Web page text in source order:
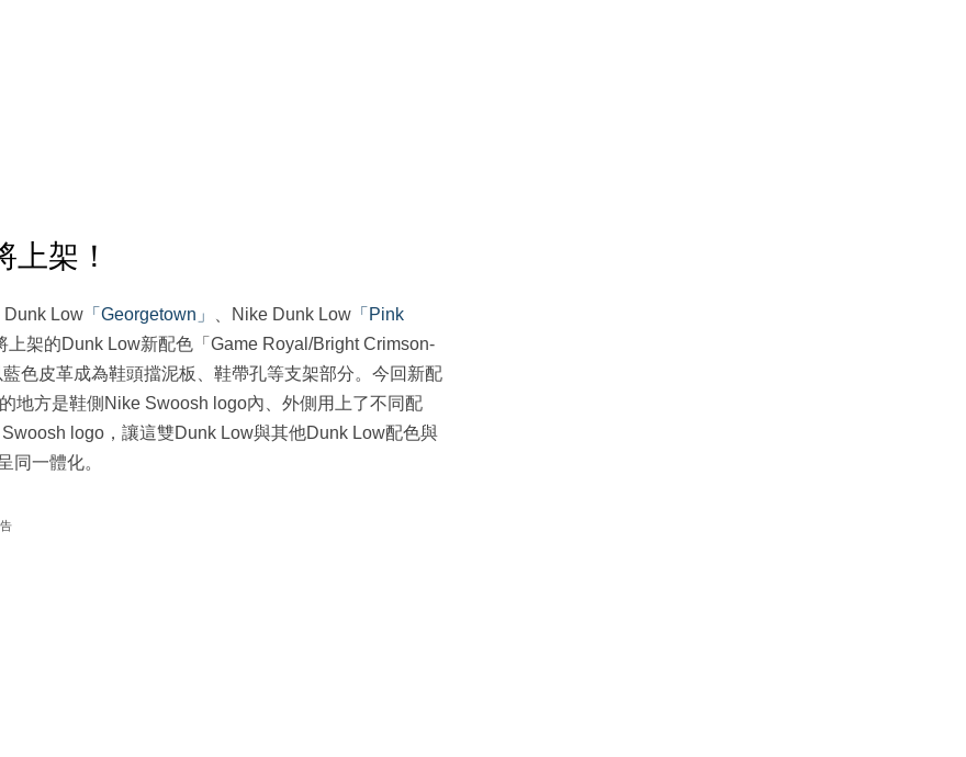
架！
Dunk Low 「Georgetown」 、Nike Dunk Low 「Pink
上架的Dunk Low新配色「Game Royal/Bright Crimson-
色皮革成為鞋頭擋泥板、鞋帶孔等支架部分。今回新配
地方是鞋側Nike Swoosh logo內、外側用上了不同配
logo，讓這雙Dunk Low與其他Dunk Low配色與
同一體化。